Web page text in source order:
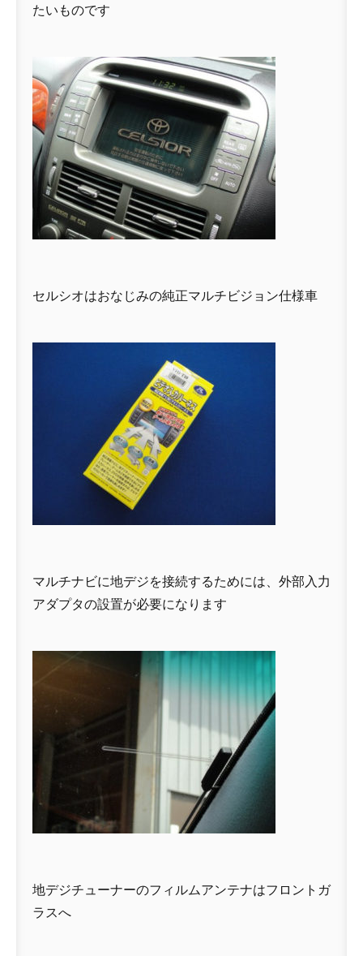
たいものです
セルシオはおなじみの純正マルチビジョン仕様車
マルチナビに地デジを接続するためには、外部入力
アダプタの設置が必要になります
地デジチューナーのフィルムアンテナはフロントガ
ラスへ